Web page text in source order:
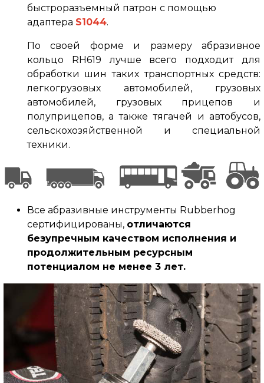
быстроразъемный патрон с помощью
адаптера S1044.
По своей форме и размеру абразивное
кольцо RH619 лучше всего подходит для
обработки шин таких транспортных средств:
легкогрузовых автомобилей, грузовых
автомобилей, грузовых прицепов и
полуприцепов, а также тягачей и автобусов,
сельскохозяйственной и специальной
техники.
Все абразивные инструменты Rubberhog
сертифицированы, отличаются
безупречным качеством исполнения и
продолжительным ресурсным
потенциалом не менее 3 лет.